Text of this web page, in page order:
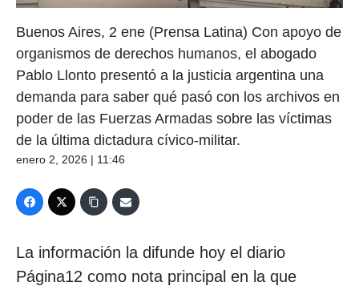
Buenos Aires, 2 ene (Prensa Latina) Con apoyo de
organismos de derechos humanos, el abogado
Pablo Llonto presentó a la justicia argentina una
demanda para saber qué pasó con los archivos en
poder de las Fuerzas Armadas sobre las víctimas
de la última dictadura cívico-militar.
enero 2, 2026 | 11:46
La información la difunde hoy el diario
Página12 como nota principal en la que